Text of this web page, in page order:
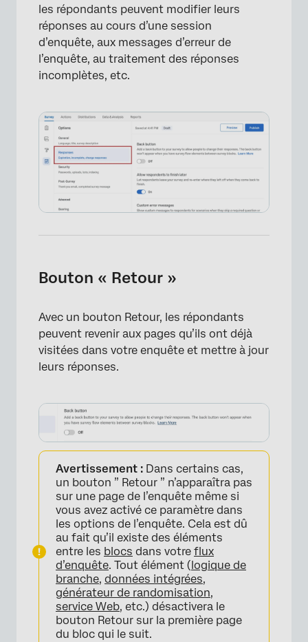
Message d’enquête inactive
Options de l’enquête dans différents types
de projets
FAQs
les répondants peuvent modifier leurs
réponses au cours d’une session
d’enquête, aux messages d’erreur de
l’enquête, au traitement des réponses
incomplètes, etc.
Bouton « Retour »
Avec un bouton Retour, les répondants
peuvent revenir aux pages qu’ils ont déjà
visitées dans votre enquête et mettre à jour
leurs réponses.
Avertissement : Dans certains cas,
un bouton ” Retour ” n’apparaîtra pas
sur une page de l’enquête même si
vous avez activé ce paramètre dans
les options de l’enquête. Cela est dû
au fait qu’il existe des éléments
entre les blocs dans votre flux
d’enquête. Tout élément ( logique de
branche, données intégrées,
générateur de randomisation,
service Web, etc.) désactivera le
bouton Retour sur la première page
du bloc qui le suit.